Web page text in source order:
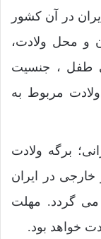
در آن کشور
و محل ولادت،
طفل ، جنسیت
مربوط به
برگه ولادت
در ایران
می گردد. مهلت
خواهد بود.